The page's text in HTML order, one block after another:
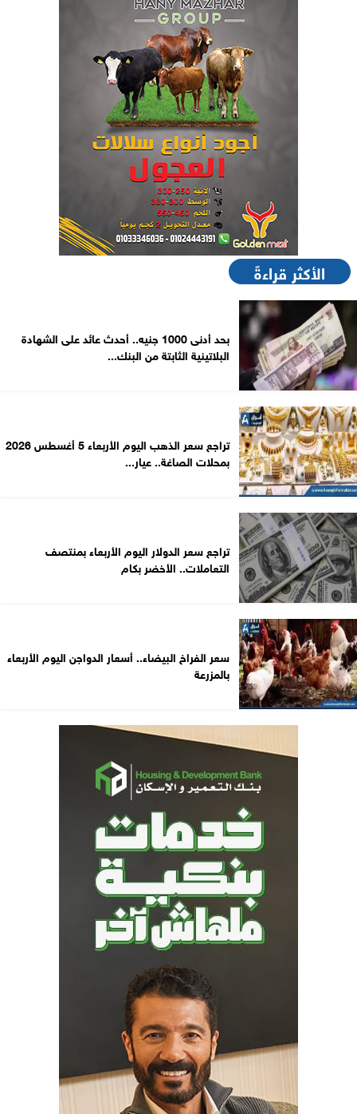
الأكثر قراءةً
بحد أدنى 1000 جنيه.. أحدث عائد على الشهادة
البلاتينية الثابتة من البنك...
تراجع سعر الذهب اليوم الأربعاء 5 أغسطس 2026
بمحلات الصاغة.. عيار...
تراجع سعر الدولار اليوم الأربعاء بمنتصف
التعاملات.. الأخضر بكام
سعر الفراخ البيضاء.. أسعار الدواجن اليوم الأربعاء
بالمزرعة